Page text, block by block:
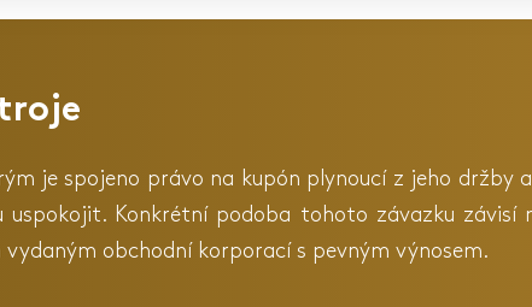
je spojeno právo na kupón plynoucí z jeho držby
Konkrétní podoba tohoto závazku závisí
vydaným obchodní korporací s pevným výnosem.